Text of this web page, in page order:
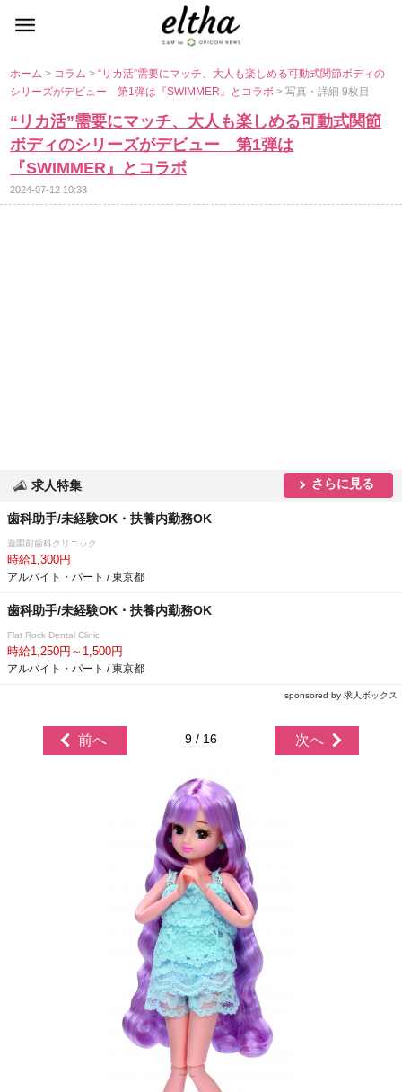
ホーム> コラム>“リカ活”需要にマッチ、大人も楽しめる可動式関節ボディの
シリーズがデビュー 第1弾は『SWIMMER』とコラボ> 写真・詳細 9枚目
“リカ活”需要にマッチ、大人も楽しめる可動式関節
ボディのシリーズがデビュー 第1弾は
『SWIMMER』とコラボ
2024-07-12 10:33
求人特集 さらに見る
歯科助手/未経験OK・扶養内勤務OK
遊園前歯科クリニック
時給1,300円
アルバイト・パート / 東京都
歯科助手/未経験OK・扶養内勤務OK
Flat Rock Dental Clinic
時給1,250円～1,500円
アルバイト・パート / 東京都
sponsored by 求人ボックス
前へ 9 / 16 次へ